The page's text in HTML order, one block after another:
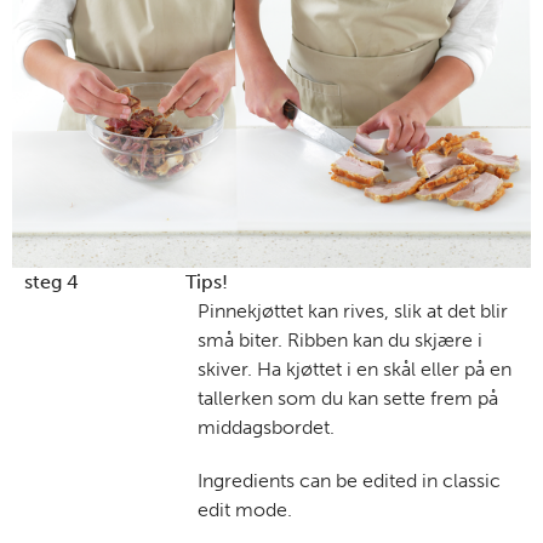
steg 4
Pinnekjøttet kan rives, slik at det blir
små biter. Ribben kan du skjære i
skiver. Ha kjøttet i en skål eller på en
tallerken som du kan sette frem på
middagsbordet.
Ingredients can be edited in classic
edit mode.
Tips!